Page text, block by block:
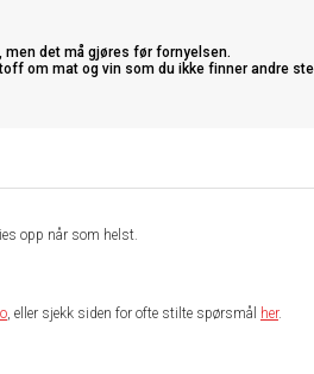
det må gjøres før fornyelsen.
om mat og vin som du ikke finner andre
opp når som helst.
, eller sjekk siden for ofte stilte spørsmål her.